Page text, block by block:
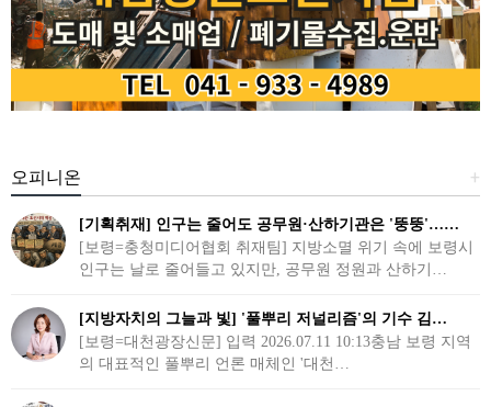
+
오피니온
[기획취재] 인구는 줄어도 공무원·산하기관은 '뚱뚱'……
[보령=충청미디어협회 취재팀] 지방소멸 위기 속에 보령시
인구는 날로 줄어들고 있지만, 공무원 정원과 산하기…
[지방자치의 그늘과 빛] '풀뿌리 저널리즘'의 기수 김…
[보령=대천광장신문] 입력 2026.07.11 10:13충남 보령 지역
의 대표적인 풀뿌리 언론 매체인 '대천…